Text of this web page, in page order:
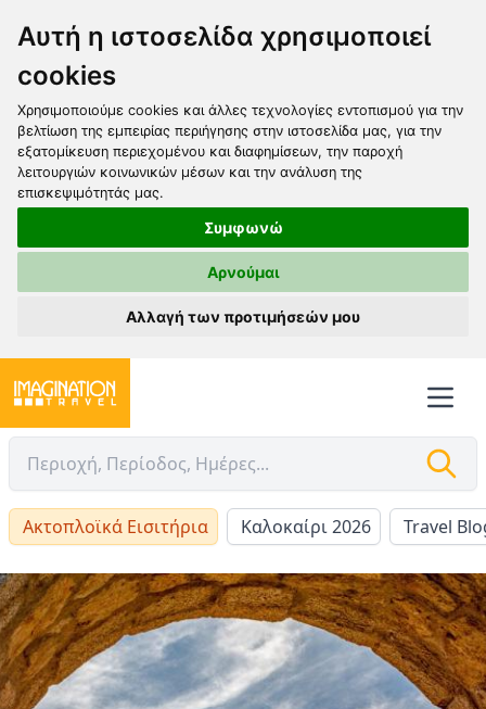
Αυτή η ιστοσελίδα χρησιμοποιεί
cookies
Χρησιμοποιούμε cookies και άλλες τεχνολογίες εντοπισμού για την
βελτίωση της εμπειρίας περιήγησης στην ιστοσελίδα μας, για την
εξατομίκευση περιεχομένου και διαφημίσεων, την παροχή
λειτουργιών κοινωνικών μέσων και την ανάλυση της
επισκεψιμότητάς μας.
Συμφωνώ
Αρνούμαι
Αλλαγή των προτιμήσεών μου
Ακτοπλοϊκά Εισιτήρια Καλοκαίρι 2026 Travel